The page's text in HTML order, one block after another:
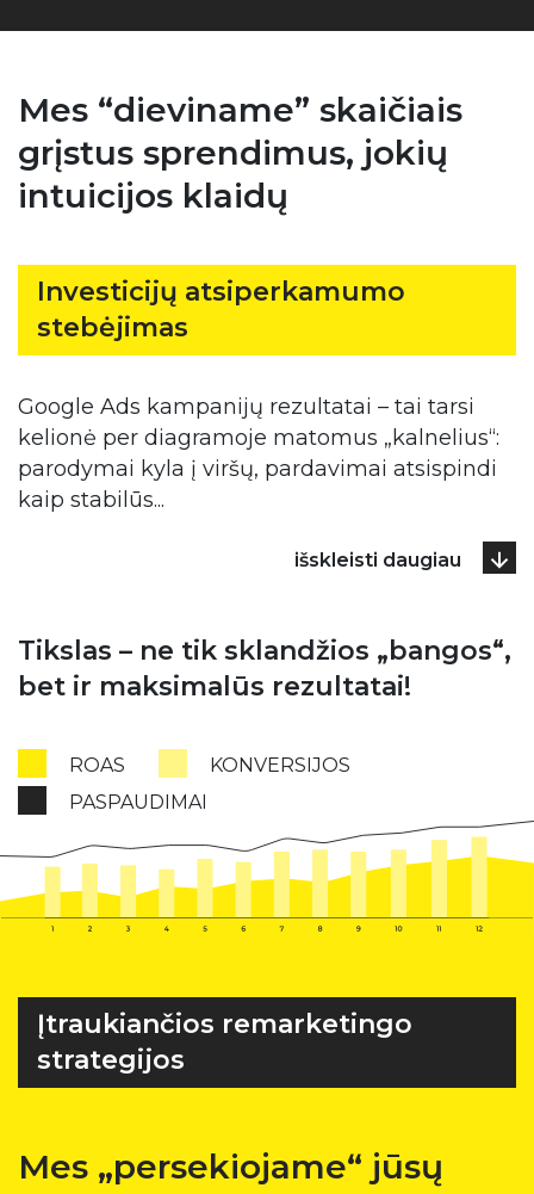
Mes “dieviname” skaičiais
grįstus sprendimus, jokių
intuicijos klaidų
Investicijų atsiperkamumo
stebėjimas
Google Ads kampanijų rezultatai – tai tarsi
kelionė per diagramoje matomus „kalnelius“:
parodymai kyla į viršų, pardavimai atsispindi
kaip stabilūs...
išskleisti daugiau
Tikslas – ne tik sklandžios „bangos“,
bet ir maksimalūs rezultatai!
ROAS
KONVERSIJOS
PASPAUDIMAI
Įtraukiančios remarketingo
strategijos
Mes „persekiojame“ jūsų